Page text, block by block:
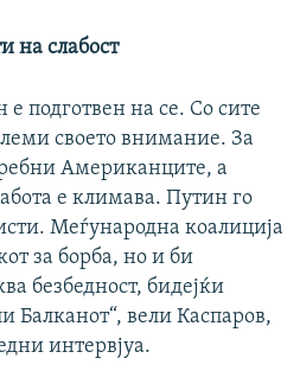
на слабост
подготвен на се. Со сите
своето внимание. За
Американците, а
е климава. Путин го
Меѓународна коалиција
за борба, но и би
безбедност, бидејќи
Балканот“, вели Каспаров,
интервјуа.